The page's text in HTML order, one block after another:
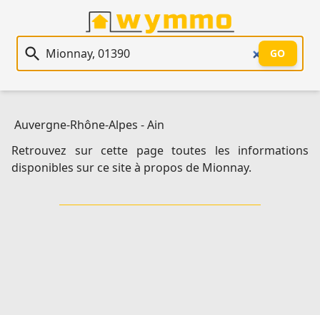
Recherche immobilière
GO
Auvergne-Rhône-Alpes -Ain
Retrouvez sur cette page toutes les informations
disponibles sur ce site à propos de Mionnay.